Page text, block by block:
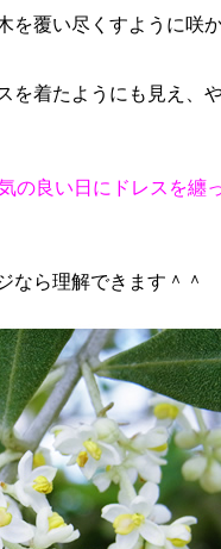
を覆い尽くすように咲
を着たようにも見え、
の良い日にドレスを纏
なら理解できます＾＾